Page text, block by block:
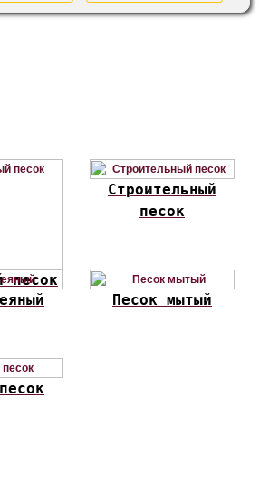
песок
Строительный
песок
Песок мытый